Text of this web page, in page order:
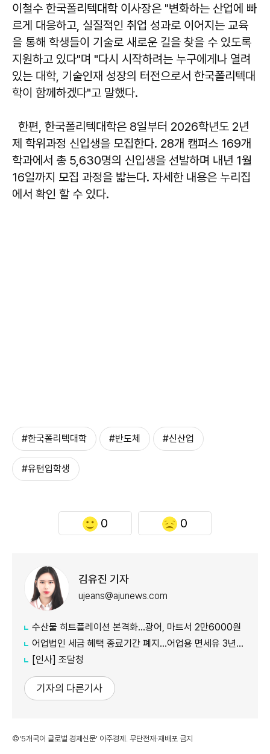
이철수 한국폴리텍대학 이사장은 "변화하는 산업에 빠
르게 대응하고, 실질적인 취업 성과로 이어지는 교육
을 통해 학생들이 기술로 새로운 길을 찾을 수 있도록
지원하고 있다"며 "다시 시작하려는 누구에게나 열려
있는 대학, 기술인재 성장의 터전으로서 한국폴리텍대
학이 함께하겠다"고 말했다.
한편, 한국폴리텍대학은 8일부터 2026학년도 2년
제 학위과정 신입생을 모집한다. 28개 캠퍼스 169개
학과에서 총 5,630명의 신입생을 선발하며 내년 1월
16일까지 모집 과정을 밟는다. 자세한 내용은 누리집
에서 확인 할 수 있다.
#한국폴리텍대학 #반도체 #신산업
#유턴입학생
0 0
김유진 기자
ujeans@ajunews.com
수산물 히트플레이션 본격화…광어, 마트서 2만6000원
어업법인 세금 혜택 종료기간 폐지…어업용 면세유 3년간 연장
[인사] 조달청
기자의 다른기사
©'5개국어 글로벌 경제신문' 아주경제. 무단전재·재배포 금지